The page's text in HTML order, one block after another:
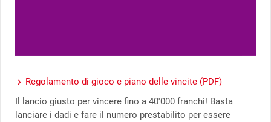
Regolamento di gioco e piano delle vincite (PDF)
Il lancio giusto per vincere fino a 40'000 franchi! Basta
lanciare i dadi e fare il numero prestabilito per essere